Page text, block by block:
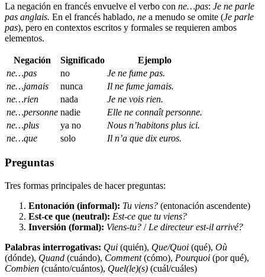
La negación en francés envuelve el verbo con ne…pas: Je ne parle
pas anglais. En el francés hablado, ne a menudo se omite (Je parle
pas), pero en contextos escritos y formales se requieren ambos
elementos.
Negación Significado
Ejemplo
ne…pas
no
Je ne fume pas.
ne…jamais
nunca
Il ne fume jamais.
ne…rien
nada
Je ne vois rien.
ne…personne nadie
Elle ne connaît personne.
ne…plus
ya no
Nous n’habitons plus ici.
ne…que
solo Il n’a que dix euros.
Preguntas
Tres formas principales de hacer preguntas:
Entonación (informal): Tu viens? (entonación ascendente)
Est-ce que (neutral): Est-ce que tu viens?
Inversión (formal): Viens-tu? / Le directeur est-il arrivé?
Palabras interrogativas: Qui (quién), Que/Quoi (qué), Où
(dónde), Quand (cuándo), Comment(cómo), Pourquoi (por qué),
Combien (cuánto/cuántos), Quel(le)(s) (cuál/cuáles)